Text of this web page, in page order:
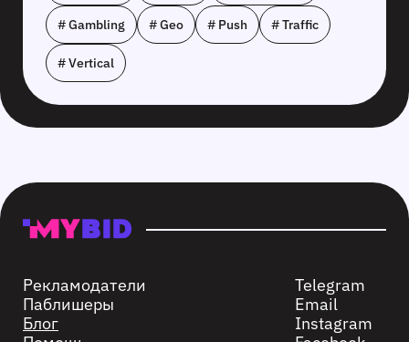
# Gambling # Geo # Push # Traffic
# Vertical
Рекламодатели
Паблишеры
Блог
Telegram
Email
Instagram